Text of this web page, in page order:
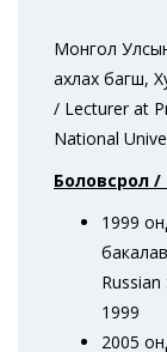
Монгол Улсын
ахлах багш,
/ Lecturer at
National
Боловсрол /
1999
1999
2005